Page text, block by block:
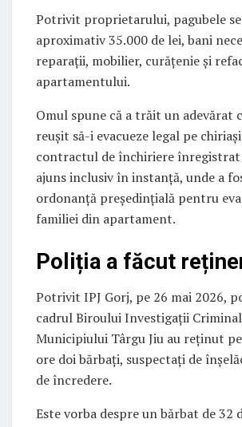
Potrivit proprietarului, pagubele
aproximativ 35.000 de lei, bani
reparații, mobilier, curățenie și
apartamentului.
Omul spune că a trăit un adevărat
reușit să-i evacueze legal pe
contractul de închiriere înregistrat
ajuns inclusiv în instanță, unde a
ordonanță președințială pentru
familiei din apartament.
Poliția a făcut
Potrivit IPJ Gorj, pe 26 mai 2026,
cadrul Biroului Investigații
Municipiului Târgu Jiu au reținut
ore doi bărbați, suspectați de
de încredere.
Este vorba despre un bărbat de 32